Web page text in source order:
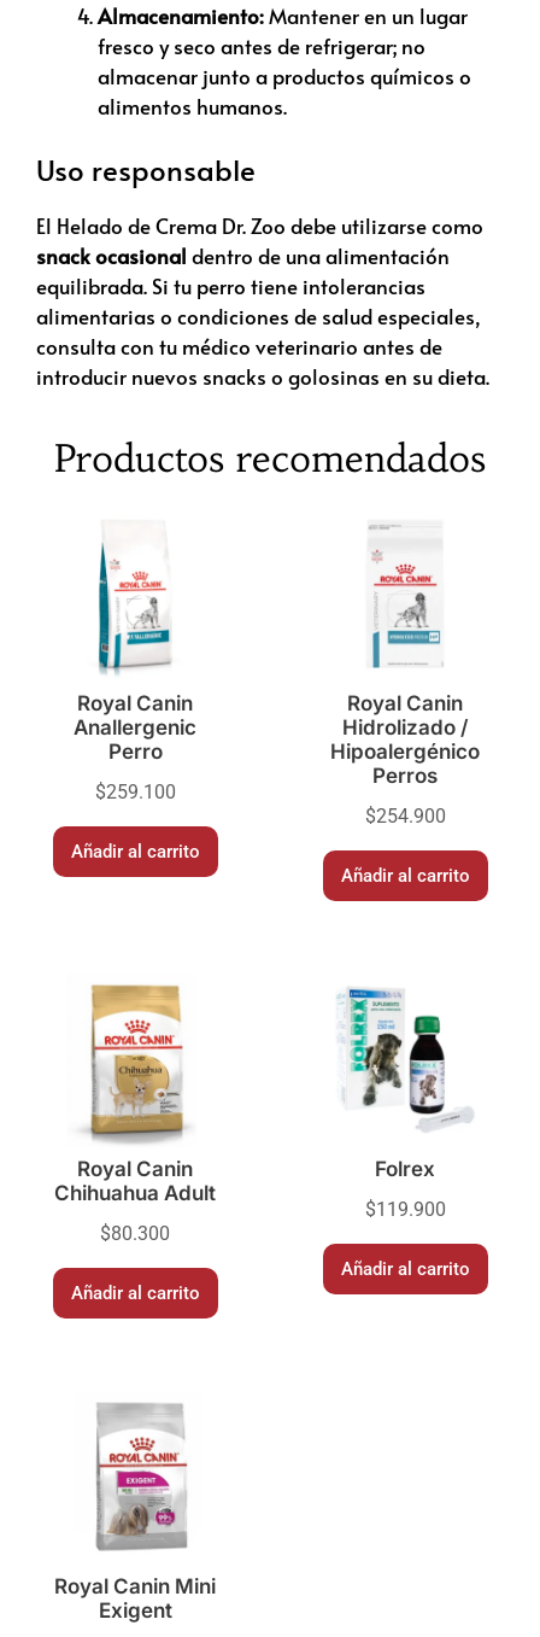
Almacenamiento:Mantener en un lugar
fresco y seco antes de refrigerar; no
almacenar junto a productos químicos o
alimentos humanos.
Uso responsable
El Helado de Crema Dr. Zoo debe utilizarse como
snack ocasional dentro de una alimentación
equilibrada. Si tu perro tiene intolerancias
alimentarias o condiciones de salud especiales,
consulta con tu médico veterinario antes de
introducir nuevos snacks o golosinas en su dieta.
Productos recomendados
Royal Canin
Anallergenic
Perro
$259.100
Añadir al carrito
Royal Canin
Hidrolizado /
Hipoalergénico
Perros
$254.900
Añadir al carrito
Royal Canin
Chihuahua Adult
$80.300
Añadir al carrito
Folrex
$119.900
Añadir al carrito
Royal Canin Mini
Exigent